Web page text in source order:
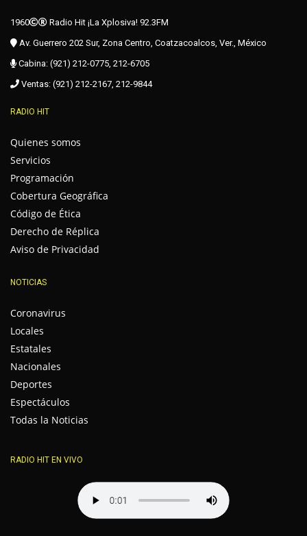
1960
Radio Hit ¡La Xplosiva! 92.3FM
Av. Guerrero 202 Sur, Zona Centro, Coatzacoalcos, Ver., México
Cabina: (921) 212-0775, 212-6705
Ventas: (921) 212-2167, 212-9844
RADIO HIT
Quienes somos
Servicios
Programación
Cobertura Geográfica
Código de Ética
Derecho de Réplica
Aviso de Privacidad
NOTICIAS
Coronavirus
Locales
Estatales
Nacionales
Deportes
Espectáculos
Todas la Noticias
RADIO HIT EN VIVO